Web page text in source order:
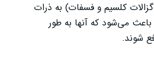
کلسیم و فسفات) به ذرات
می‌شود که آنها به طور
شوند.